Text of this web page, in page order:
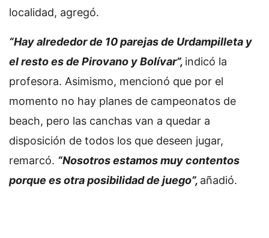
localidad, agregó.
“Hay alrededor de 10 parejas de Urdampilleta y
el resto es de Pirovano y Bolívar”, indicó la
profesora. Asimismo, mencionó que por el
momento no hay planes de campeonatos de
beach, pero las canchas van a quedar a
disposición de todos los que deseen jugar,
remarcó. “Nosotros estamos muy contentos
porque es otra posibilidad de juego”, añadió.